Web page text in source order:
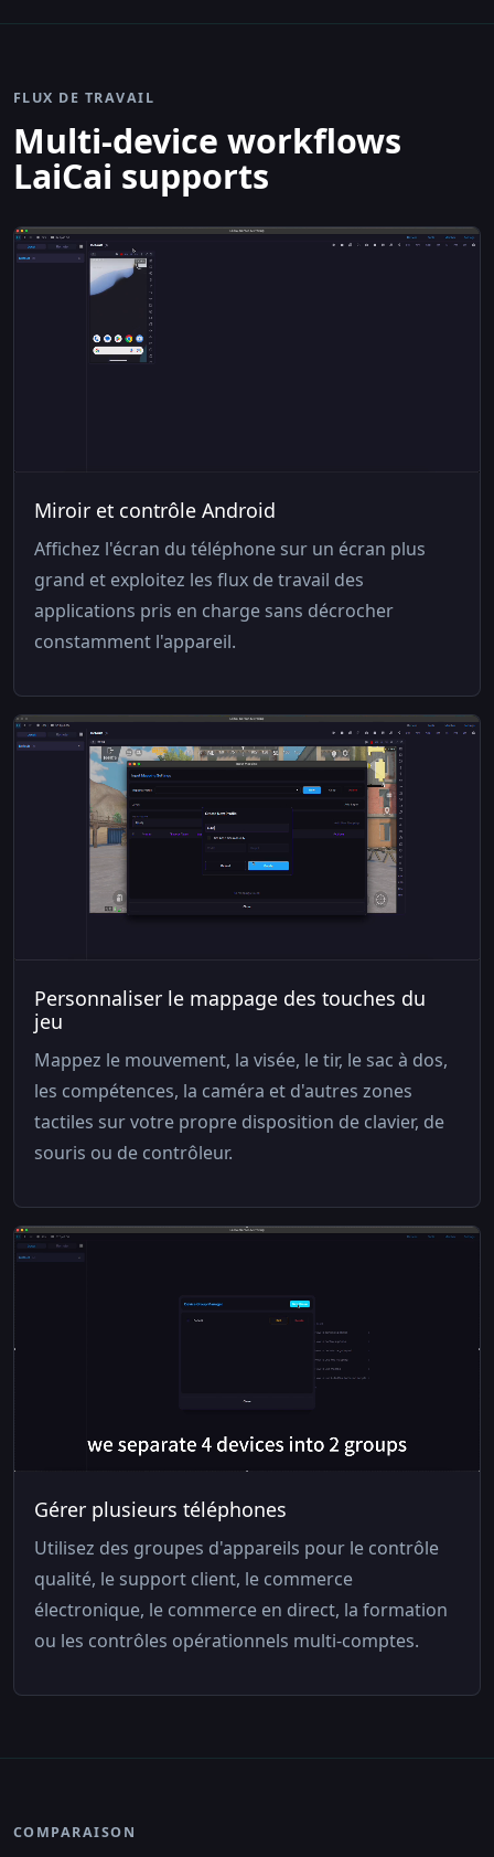
FLUX DE TRAVAIL
Multi-device workflows
LaiCai supports
Miroir et contrôle Android
Affichez l'écran du téléphone sur un écran plus
grand et exploitez les flux de travail des
applications pris en charge sans décrocher
constamment l'appareil.
Personnaliser le mappage des touches du
jeu
Mappez le mouvement, la visée, le tir, le sac à dos,
les compétences, la caméra et d'autres zones
tactiles sur votre propre disposition de clavier, de
souris ou de contrôleur.
Gérer plusieurs téléphones
Utilisez des groupes d'appareils pour le contrôle
qualité, le support client, le commerce
électronique, le commerce en direct, la formation
ou les contrôles opérationnels multi-comptes.
COMPARAISON